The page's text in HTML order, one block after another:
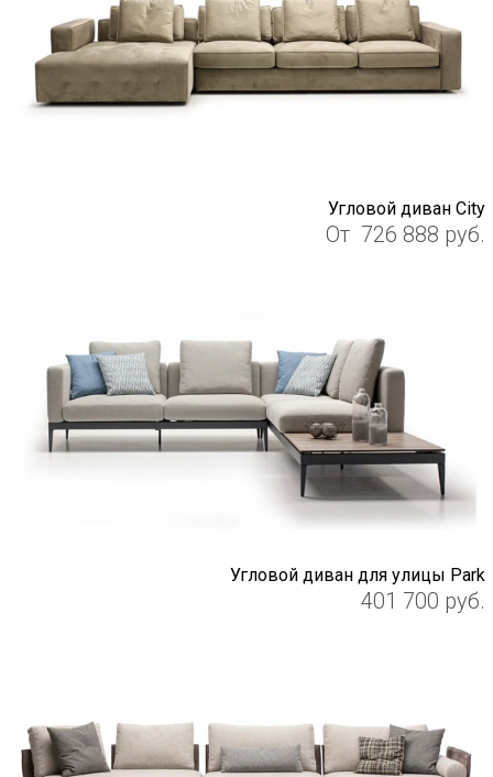
Угловой диван City
От 726 888 руб.
Угловой диван для улицы Park
401 700 руб.